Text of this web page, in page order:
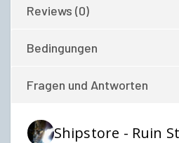
Reviews (0)
Bedingungen
Fragen und Antworten
Shipstore - Ruin